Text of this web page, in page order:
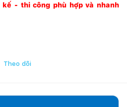
- thi công phù hợp và nhanh
Theo dõi